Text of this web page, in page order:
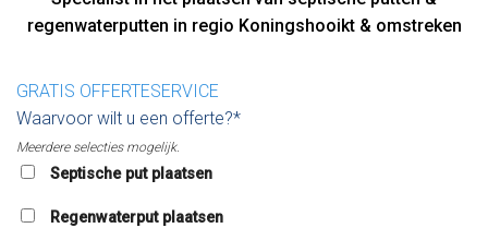
regenwaterputten in regio Koningshooikt & omstreken
GRATIS OFFERTESERVICE
Waarvoor wilt u een offerte?*
Meerdere selecties mogelijk.
Septische put plaatsen
Regenwaterput plaatsen